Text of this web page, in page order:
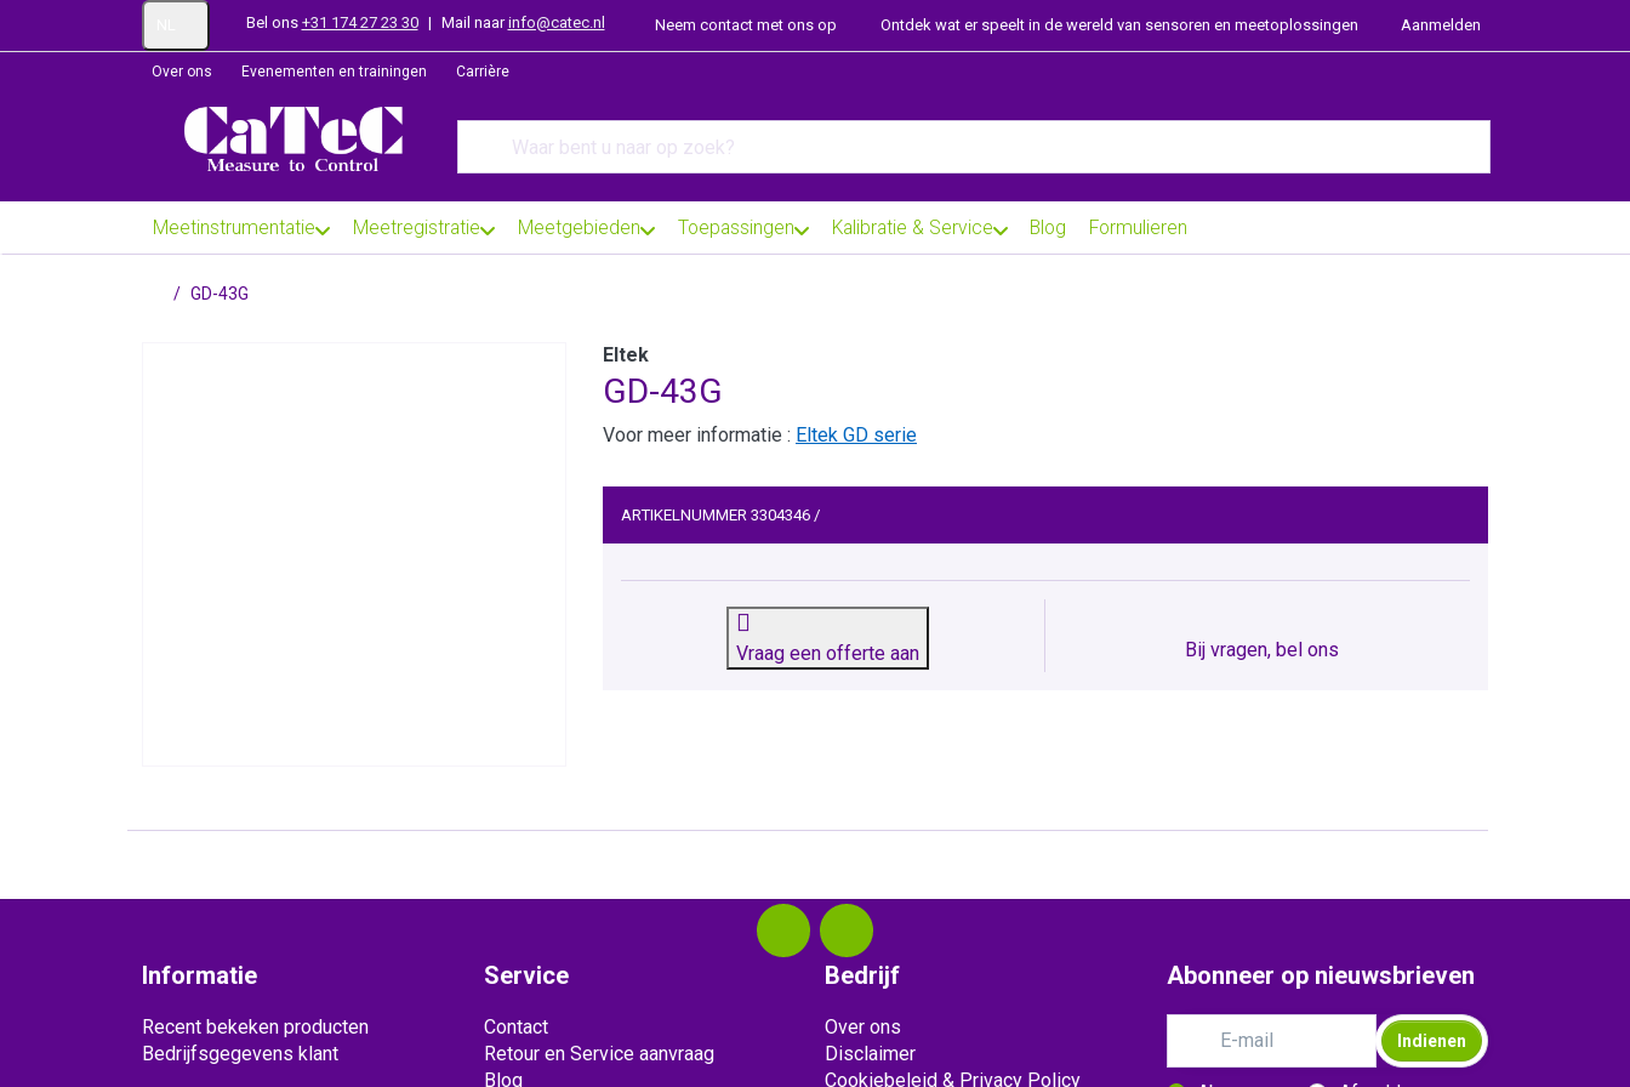
Bel ons +31 174 27 23 30 | Mail naarinfo@catec.nl Neem contact met ons op Ontdek wat er speelt in de wereld van sensoren en meetoplossingen Aanmelden
Over ons Evenementen en trainingen Carrière
Meetinstrumentatie Meetregistratie Meetgebieden Toepassingen Kalibratie & Service Blog Formulieren
Startpagina
GD-43G
Eltek
GD-43G
Voor meer informatie : Eltek GD serie
ARTIKELNUMMER 3304346 /
Vraag een offerte aan Bij vragen, bel ons
Informatie
Recent bekeken producten
Bedrijfsgegevens klant
Service
Contact
Retour en Service aanvraag
Blog
Bedrijf
Over ons
Disclaimer
Cookiebeleid & Privacy Policy
Abonneer op nieuwsbrieven
Indienen